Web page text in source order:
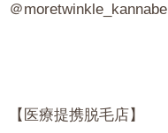
＠moretwinkle_kannabe
【医療提携脱毛店】